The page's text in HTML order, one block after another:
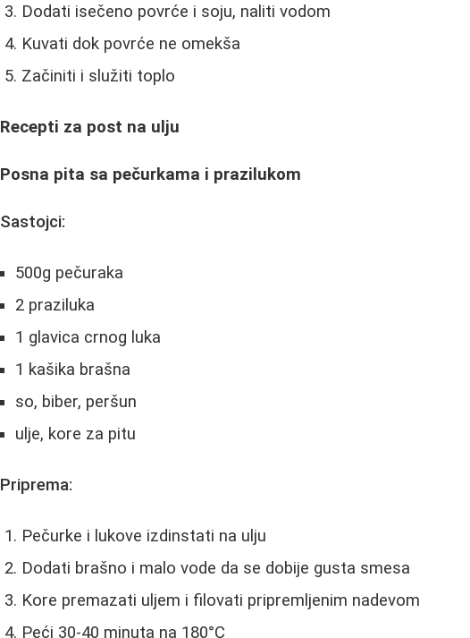
Dodati isečeno povrće i soju, naliti vodom
Kuvati dok povrće ne omekša
Začiniti i služiti toplo
Recepti za post na ulju
Posna pita sa pečurkama i prazilukom
Sastojci:
500g pečuraka
2 praziluka
1 glavica crnog luka
1 kašika brašna
so, biber, peršun
ulje, kore za pitu
Priprema:
Pečurke i lukove izdinstati na ulju
Dodati brašno i malo vode da se dobije gusta smesa
Kore premazati uljem i filovati pripremljenim nadevom
Peći 30-40 minuta na 180°C